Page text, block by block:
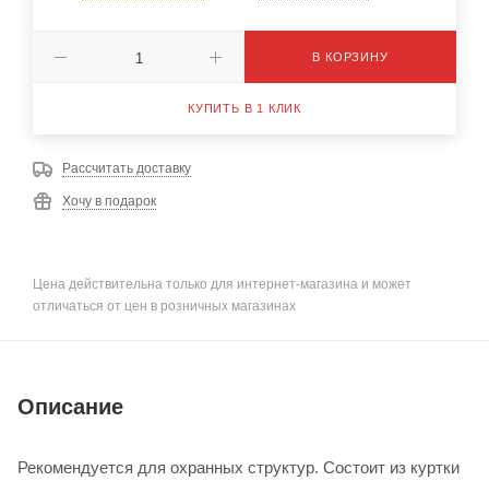
В КОРЗИНУ
КУПИТЬ В 1 КЛИК
Рассчитать доставку
Хочу в подарок
Цена действительна только для интернет-магазина и может
отличаться от цен в розничных магазинах
Описание
Рекомендуется для охранных структур. Состоит из куртки